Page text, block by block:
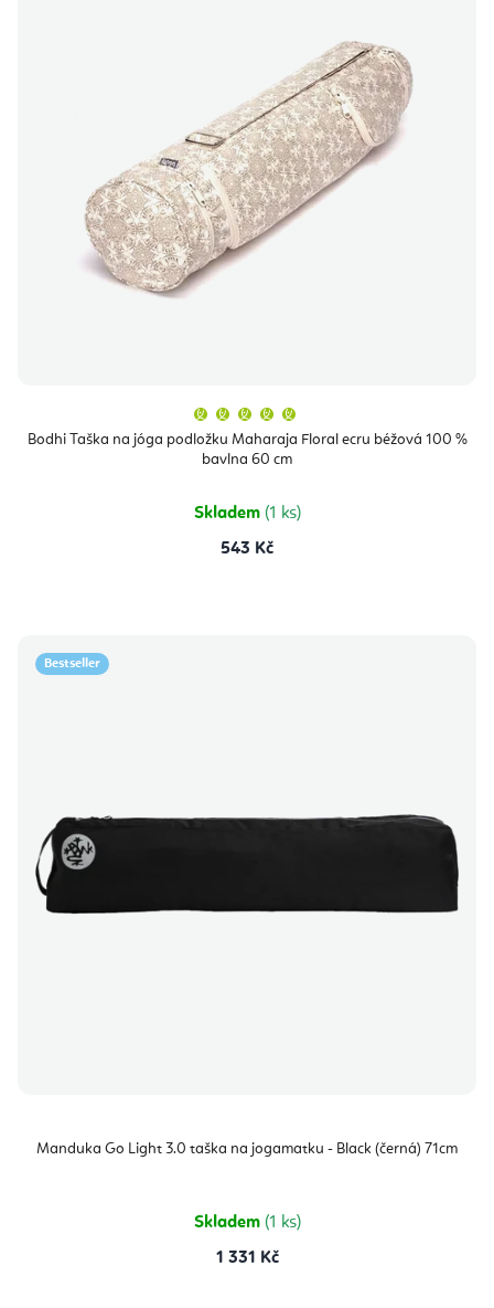
Bodhi Taška na jóga podložku Maharaja Floral ecru béžová 100 %
bavlna 60 cm
produktu
je
Skladem (1 ks)
543 Kč
Bestseller
Manduka Go Light 3.0 taška na jogamatku - Black (černá) 71cm
Skladem (1 ks)
1 331 Kč